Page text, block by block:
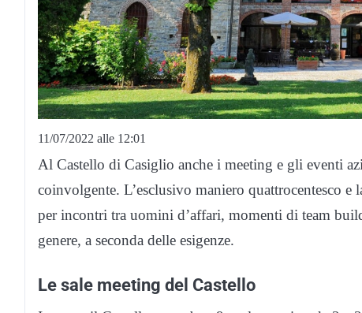
11/07/2022 alle 12:01
Al Castello di Casiglio anche i meeting e gli eventi
coinvolgente. L’esclusivo maniero quattrocentesco
per incontri tra uomini d’affari, momenti di team
genere, a seconda delle esigenze.
Le sale meeting del Castello